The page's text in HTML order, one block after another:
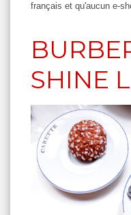
français et qu'aucun e-
SHINE